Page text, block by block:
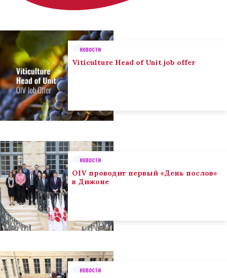
НОВОСТИ
Viticulture Head of Unit job offer
НОВОСТИ
OIV проводит первый «День послов»
в Дижоне
НОВОСТИ